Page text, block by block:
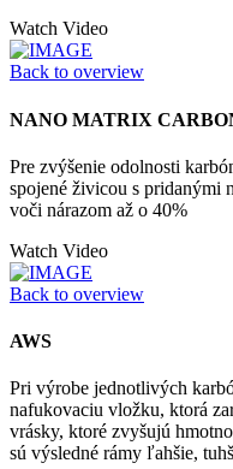
Watch Video
Back to overview
NANO MATRIX
Pre zvýšenie odolnosti
spojené živicou s pridanými
voči nárazom až o 40%
Watch Video
Back to overview
AWS
Pri výrobe jednotlivých
nafukovaciu vložku, ktorá
vrásky, ktoré zvyšujú
sú výsledné rámy ľahšie,